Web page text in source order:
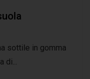
sottile in gomma